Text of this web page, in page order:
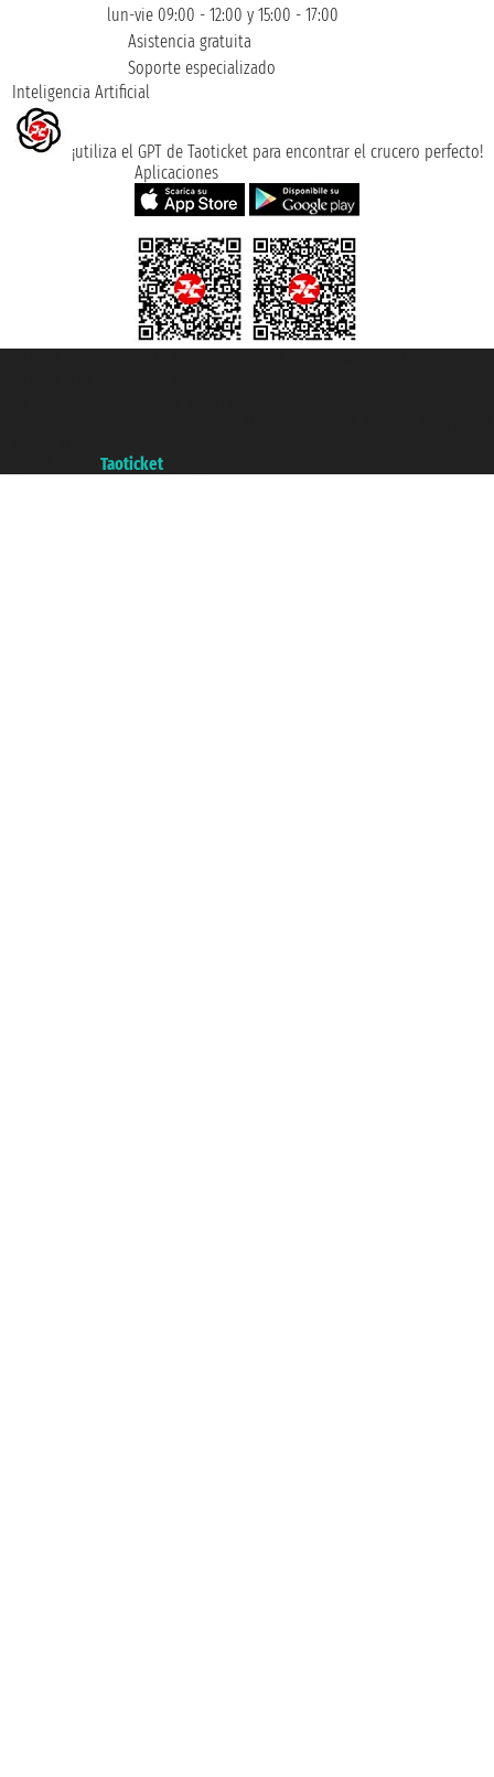
lun-vie 09:00 - 12:00 y 15:00 - 17:00
Asistencia gratuita
Soporte especializado
Inteligencia Artificial
¡utiliza el GPT de Taoticket para encontrar el crucero perfecto!
Aplicaciones
Taoticket